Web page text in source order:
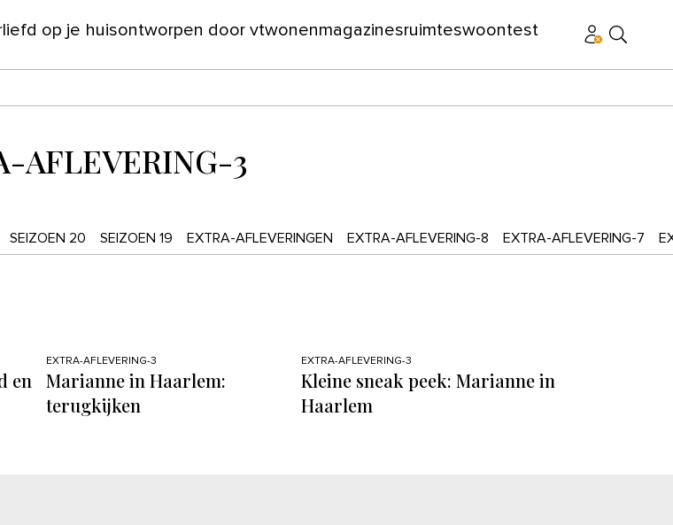
op je huisontworpen door vtwonenmagazinesruimteswoontest
AFLEVERING-3
SEIZOEN 20 SEIZOEN 19 EXTRA-AFLEVERINGEN EXTRA-AFLEVERING-8 EXTRA-AFLEVERING-7
en
EXTRA-AFLEVERING-3
Marianne in Haarlem:
terugkijken
EXTRA-AFLEVERING-3
Kleine sneak peek: Marianne in
Haarlem